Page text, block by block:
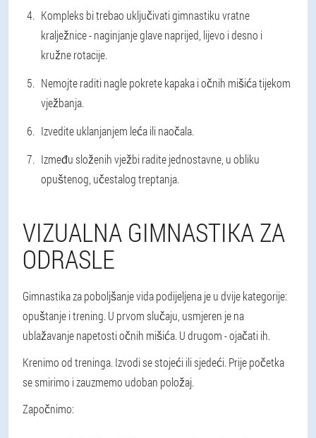
Kompleks bi trebao uključivati gimnastiku vratne
kralježnice - naginjanje glave naprijed, lijevo i desno i
kružne rotacije.
Nemojte raditi nagle pokrete kapaka i očnih mišića tijekom
vježbanja.
Izvedite uklanjanjem leća ili naočala.
Između složenih vježbi radite jednostavne, u obliku
opuštenog, učestalog treptanja.
VIZUALNA GIMNASTIKA ZA
ODRASLE
Gimnastika za poboljšanje vida podijeljena je u dvije kategorije:
opuštanje i trening. U prvom slučaju, usmjeren je na
ublažavanje napetosti očnih mišića. U drugom - ojačati ih.
Krenimo od treninga. Izvodi se stojeći ili sjedeći. Prije početka
se smirimo i zauzmemo udoban položaj.
Započnimo: